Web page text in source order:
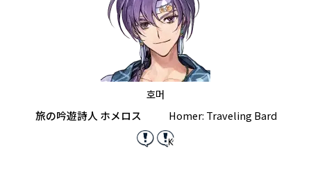
호머
旅の吟遊詩人 ホメロス
Homer: Traveling Bard